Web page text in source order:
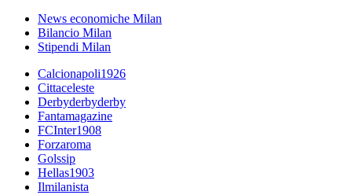
News economiche Milan
Bilancio Milan
Stipendi Milan
Calcionapoli1926
Cittaceleste
Derbyderbyderby
Fantamagazine
FCInter1908
Forzaroma
Golssip
Hellas1903
Ilmilanista